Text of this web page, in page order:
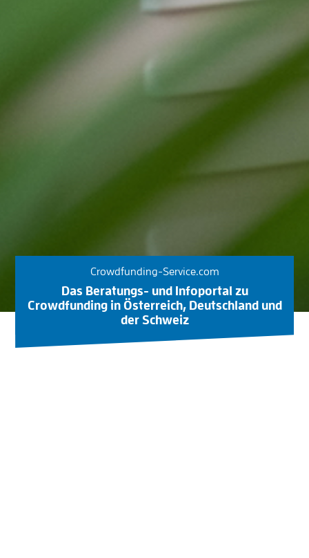
Crowdfunding-Service.com
Das Beratungs- und Infoportal zu
Crowdfunding in Österreich, Deutschland und
der Schweiz